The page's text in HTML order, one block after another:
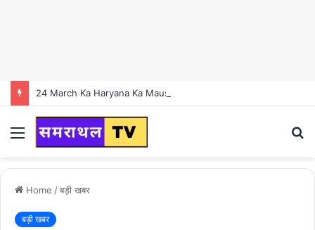
Menu
Home /बड़ी खबर
बड़ी खबर